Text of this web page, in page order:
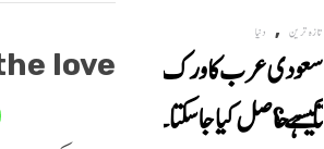
تازہ ترین, دنیا
سعودی عرب کا ورک ویزا
کیسے حاصل کیا جاسکتا ہے؟
love